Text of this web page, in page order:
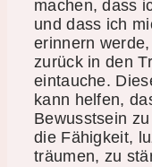
machen, dass
und dass ich
erinnern
zurück in den
eintauche.
kann helfen,
Bewusstsein
die Fähigkeit,
träumen, zu